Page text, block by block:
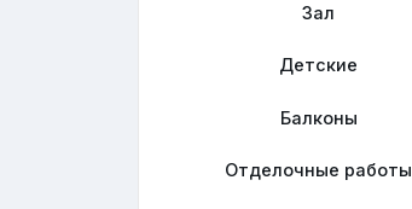
Зал
Детские
Балконы
Отделочные работы